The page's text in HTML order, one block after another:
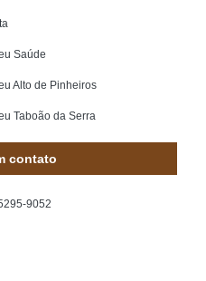
Saúde
Alto de Pinheiros
Taboão da Serra
do Sul
contato
9052